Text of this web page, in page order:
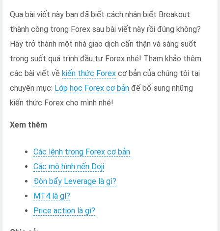
Qua bài viết này bạn đã biết cách nhận biết Breakout
thành công trong Forex sau bài viết này rồi đúng không?
Hãy trở thành một nhà giao dịch cẩn thận và sáng suốt
trong suốt quá trình đầu tư Forex nhé! Tham khảo thêm
các bài viết về kiến thức Forex cơ bản của chúng tôi tại
chuyên mục: Lớp học Forex cơ bản để bổ sung những
kiến thức Forex cho mình nhé!
Xem thêm
Các lệnh trong Forex cơ bản
Các mô hình nến Doji
Đòn bẩy Leverage là gì?
MT4 là gì?
Price action là gì?